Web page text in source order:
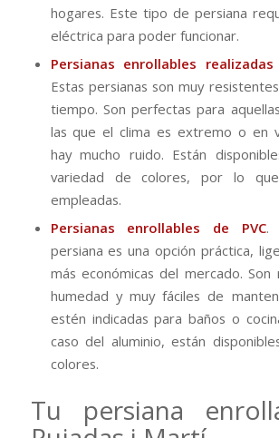
hogares. Este tipo de persiana
eléctrica para poder funcionar.
Persianas enrollables
Estas persianas son muy
tiempo. Son perfectas para
las que el clima es extremo o en
hay mucho ruido. Están
variedad de colores, por lo
empleadas.
Persianas enrollables de PVC.
persiana es una opción práctica,
más económicas del mercado.
humedad y muy fáciles de
estén indicadas para baños o
caso del aluminio, están
colores.
Tu persiana